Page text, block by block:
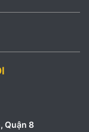
Quận 8